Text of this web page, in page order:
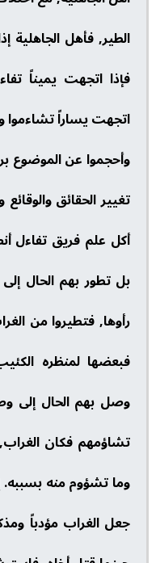
الطير, فأهل الجاهلية
فإذا اتجهت يميناً
اتجهت يساراً تشاءموا
وأحجموا عن الموضوع
تغيير الحقائق
أكل علم فريق تفاءل
بل تطور بهم الحال
رأوها, فتطيروا من
فبعضها لمنظره
وصل بهم الحال إلى
تشاؤمهم فكان
وما تشؤوم منه بسببه.
جعل الغراب مؤدباً